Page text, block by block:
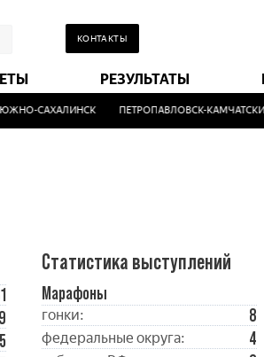
КОНТАКТЫ
РЕЗУЛЬТАТЫ
САХАЛИНСК ПЕТРОПАВЛОВСК-КАМЧАТСКИЙ
Статистика выступлений
Марафоны
гонки: 8
федеральные округа: 4